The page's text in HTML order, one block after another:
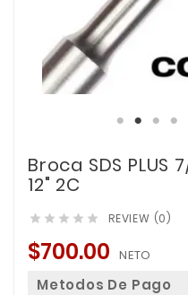
Broca SDS PLUS
12" 2C
     REVIEW (0)
$700.00 NETO
Metodos De Pago